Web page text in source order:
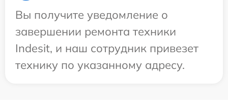
Вы получите уведомление о
завершении ремонта техники
Indesit, и наш сотрудник привезет
технику по указанному адресу.